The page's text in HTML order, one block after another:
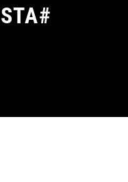
#DERMA_INSTA